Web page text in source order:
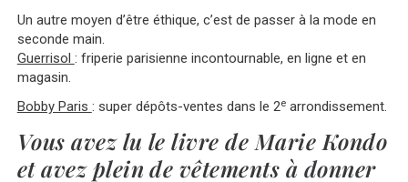
Un autre moyen d’être éthique, c’est de passer à la mode en
seconde main.
Guerrisol : friperie parisienne incontournable, en ligne et en
magasin.
Bobby Paris : super dépôts-ventes dans le 2earrondissement.
Vous avez lu le livre de Marie Kondo
et avez plein de vêtements à donner